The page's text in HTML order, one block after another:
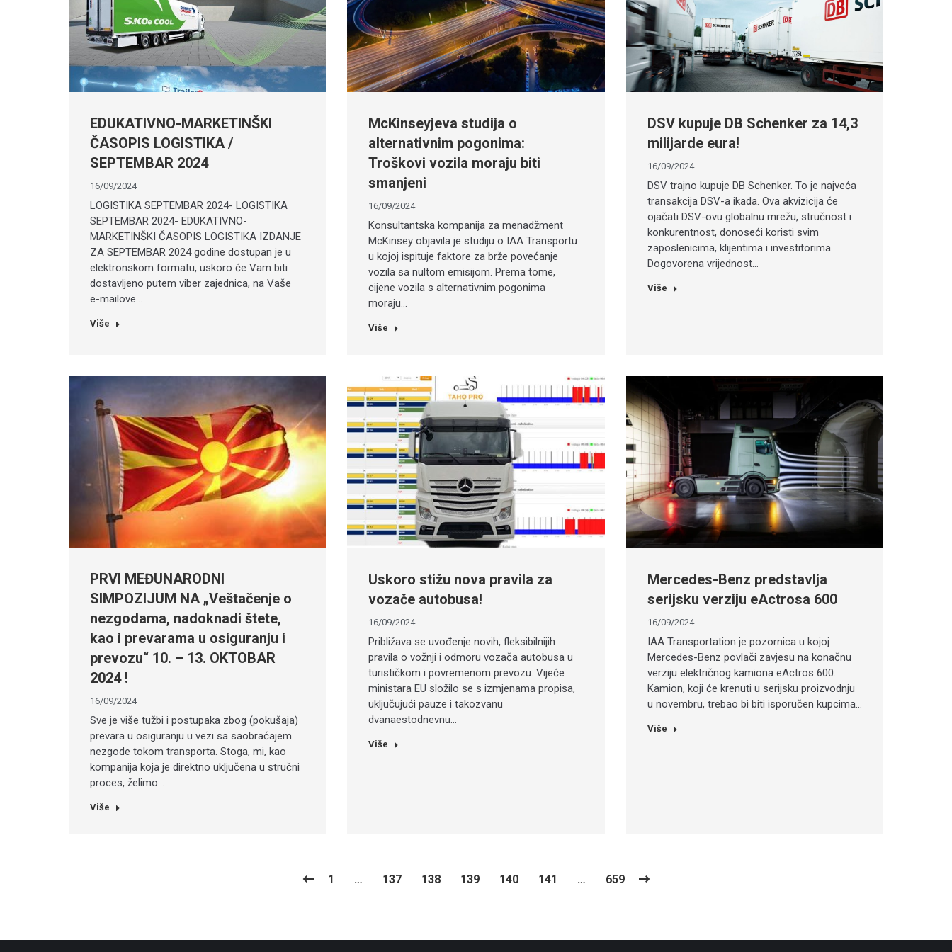
EDUKATIVNO-MARKETINŠKI
ČASOPIS LOGISTIKA /
SEPTEMBAR 2024
16/09/2024
LOGISTIKA SEPTEMBAR 2024- LOGISTIKA
SEPTEMBAR 2024- EDUKATIVNO-
MARKETINŠKI ČASOPIS LOGISTIKA IZDANJE
ZA SEPTEMBAR 2024 godine dostupan je u
elektronskom formatu, uskoro će Vam biti
dostavljeno putem viber zajednica, na Vaše
e-mailove…
Više
McKinseyjeva studija o
alternativnim pogonima:
Troškovi vozila moraju biti
smanjeni
16/09/2024
Konsultantska kompanija za menadžment
McKinsey objavila je studiju o IAA Transportu
u kojoj ispituje faktore za brže povećanje
vozila sa nultom emisijom. Prema tome,
cijene vozila s alternativnim pogonima
moraju…
Više
DSV kupuje DB Schenker za 14,3
milijarde eura!
16/09/2024
DSV trajno kupuje DB Schenker. To je najveća
transakcija DSV-a ikada. Ova akvizicija će
ojačati DSV-ovu globalnu mrežu, stručnost i
konkurentnost, donoseći koristi svim
zaposlenicima, klijentima i investitorima.
Dogovorena vrijednost…
Više
PRVI MEĐUNARODNI
SIMPOZIJUM NA „Veštačenje o
nezgodama, nadoknadi štete,
kao i prevarama u osiguranju i
prevozu“ 10. – 13. OKTOBAR
2024 !
16/09/2024
Sve je više tužbi i postupaka zbog (pokušaja)
prevara u osiguranju u vezi sa saobraćajem
nezgode tokom transporta. Stoga, mi, kao
kompanija koja je direktno uključena u stručni
proces, želimo…
Više
Uskoro stižu nova pravila za
vozače autobusa!
16/09/2024
Približava se uvođenje novih, fleksibilnijih
pravila o vožnji i odmoru vozača autobusa u
turističkom i povremenom prevozu. Vijeće
ministara EU složilo se s izmjenama propisa,
uključujući pauze i takozvanu
dvanaestodnevnu…
Više
Mercedes-Benz predstavlja
serijsku verziju eActrosa 600
16/09/2024
IAA Transportation je pozornica u kojoj
Mercedes-Benz povlači zavjesu na konačnu
verziju električnog kamiona eActros 600.
Kamion, koji će krenuti u serijsku proizvodnju
u novembru, trebao bi biti isporučen kupcima…
Više
1 … 137 138 139 140 141 … 659